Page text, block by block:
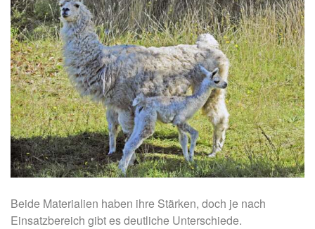
Beide Materialien haben ihre Stärken, doch je nach
Einsatzbereich gibt es deutliche Unterschiede.